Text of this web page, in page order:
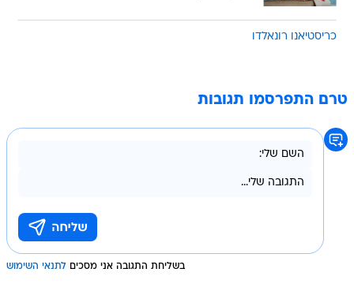
כריסטיאנו רונאלדו
טרם התפרסמו תגובות
בשליחת התגובה אני מסכים לתנאי השימוש